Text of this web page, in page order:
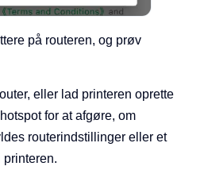
på routeren, og prøv
eller lad printeren oprette
for at afgøre, om
routerindstillinger eller et